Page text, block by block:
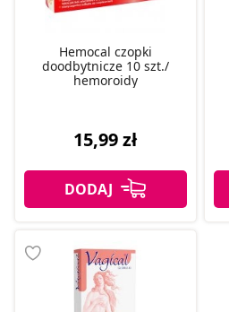
Hemocal czopki
doodbytnicze 10 szt./
hemoroidy
15,99 zł